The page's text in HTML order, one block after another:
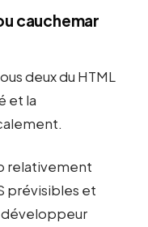
cauchemar
deux du HTML
et la
relativement
prévisibles et
développeur